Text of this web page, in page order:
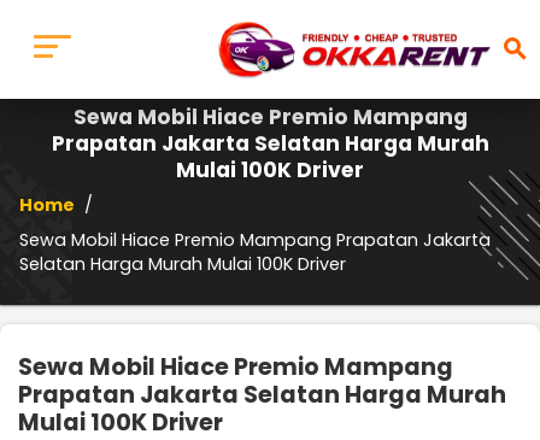
search
Sewa Mobil Hiace Premio Mampang
Prapatan Jakarta Selatan Harga Murah
Mulai 100K Driver
Home /
Sewa Mobil Hiace Premio Mampang Prapatan Jakarta
Selatan Harga Murah Mulai 100K Driver
Sewa Mobil Hiace Premio Mampang
Prapatan Jakarta Selatan Harga Murah
Mulai 100K Driver